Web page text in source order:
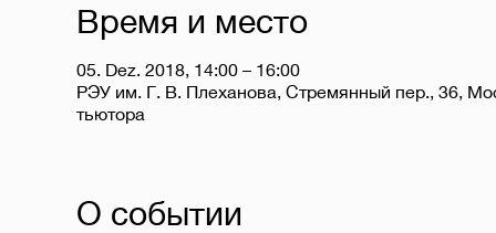
Время и место
05. Dez. 2018, 14:00 – 16:00
РЭУ им. Г. В. Плеханова, Стремянный пер., 36,
тьютора
О событии